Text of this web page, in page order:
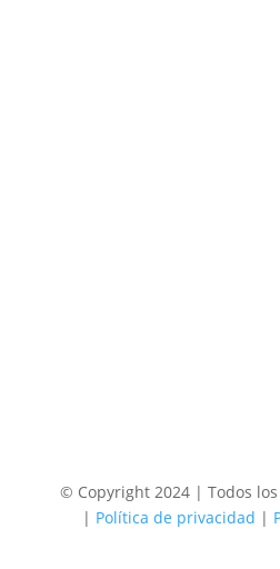
© Copyright 2024 | Todos
| Política de privacidad |